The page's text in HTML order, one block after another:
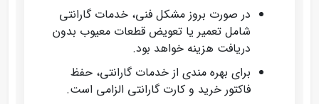
در صورت بروز مشکل فنی، خدمات گارانتی
شامل تعمیر یا تعویض قطعات معیوب بدون
دریافت هزینه خواهد بود.
برای بهره‌ مندی از خدمات گارانتی، حفظ
فاکتور خرید و کارت گارانتی الزامی است.